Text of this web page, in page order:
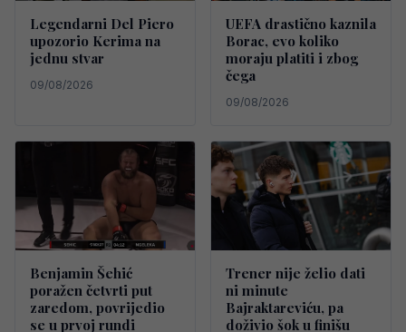
Legendarni Del Piero
upozorio Kerima na
jednu stvar
09/08/2026
UEFA drastično kaznila
Borac, evo koliko
moraju platiti i zbog
čega
09/08/2026
Benjamin Šehić
poražen četvrti put
zaredom, povrijedio
se u prvoj rundi
Trener nije želio dati
ni minute
Bajraktareviću, pa
doživio šok u finišu